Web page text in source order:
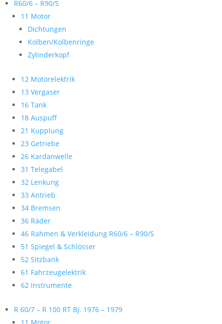
R60/6 – R90/S
11 Motor
Dichtungen
Kolben/Kolbenringe
Zylinderkopf
12 Motorelektrik
13 Vergaser
16 Tank
18 Auspuff
21 Kupplung
23 Getriebe
26 Kardanwelle
31 Telegabel
32 Lenkung
33 Antrieb
34 Bremsen
36 Räder
46 Rahmen & Verkleidung R60/6 – R90/S
51 Spiegel & Schlösser
52 Sitzbank
61 Fahrzeugelektrik
62 Instrumente
R 60/7 – R 100 RT Bj. 1976 – 1979